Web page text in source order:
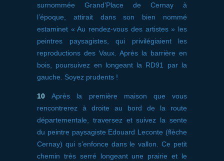
surnommée Grand’Place de Cernay à
l’époque, attirait dans son bien nommé
estaminet « Au rendez-vous des artistes » les
peintres paysagistes, qui privilégiaient les
reproductions des Vaux. Après la barrière en
bois, poursuivez en longeant la RD91 par la
gauche. Soyez prudents !
10 Après la première maison que vous
rencontrerez à droite au bord de la route
départementale, traversez et suivez la sente
du peintre paysagiste Edouard Leconte (flèche
Cernay) qui s’enfonce dans le vallon. Ce petit
chemin très serré longeant une prairie et le